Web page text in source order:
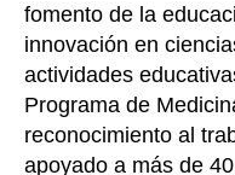
fomento de la
innovación en
actividades
Programa de
reconocimiento al
apoyado a más de